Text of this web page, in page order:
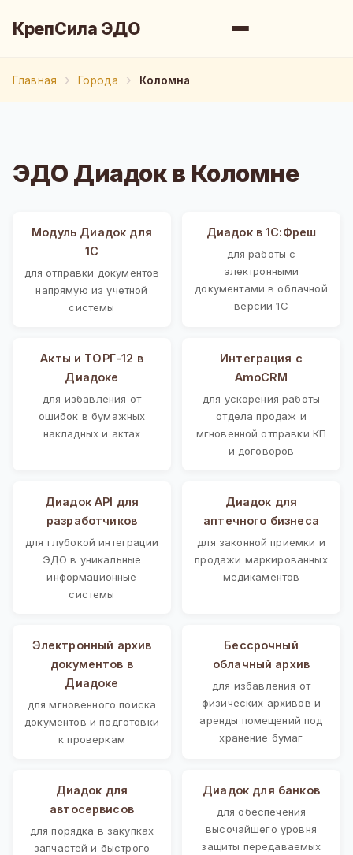
КрепСила ЭДО
Главная Города Коломна
ЭДО Диадок в Коломне
Модуль Диадок для
1С
для отправки документов
напрямую из учетной
системы
Диадок в 1С:Фреш
для работы с
электронными
документами в облачной
версии 1С
Акты и ТОРГ-12 в
Диадоке
для избавления от
ошибок в бумажных
накладных и актах
Интеграция с
AmoCRM
для ускорения работы
отдела продаж и
мгновенной отправки КП
и договоров
Диадок API для
разработчиков
для глубокой интеграции
ЭДО в уникальные
информационные
системы
Диадок для
аптечного бизнеса
для законной приемки и
продажи маркированных
медикаментов
Электронный архив
документов в
Диадоке
для мгновенного поиска
документов и подготовки
к проверкам
Бессрочный
облачный архив
для избавления от
физических архивов и
аренды помещений под
хранение бумаг
Диадок для
автосервисов
для порядка в закупках
запчастей и быстрого
Диадок для банков
для обеспечения
высочайшего уровня
защиты передаваемых